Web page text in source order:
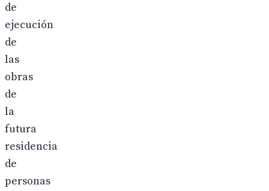
de
ejecución
de
las
obras
de
la
futura
residencia
de
personas